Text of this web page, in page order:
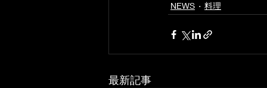
NEWS 料理
最新記事